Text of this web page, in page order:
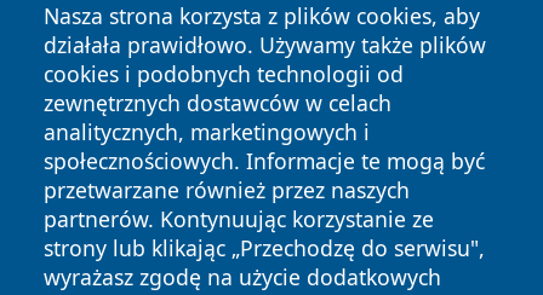
Nasza strona korzysta z plików cookies, aby
działała prawidłowo. Używamy także plików
cookies i podobnych technologii od
zewnętrznych dostawców w celach
analitycznych, marketingowych i
społecznościowych. Informacje te mogą być
przetwarzane również przez naszych
partnerów. Kontynuując korzystanie ze
strony lub klikając „Przechodzę do serwisu",
wyrażasz zgodę na użycie dodatkowych
Copyright © 2026 bedzinski24.pl Wszystkie prawa
zastrzeżone.
News Autorzy
Polityka
Prywatności
Polityka
Cookies